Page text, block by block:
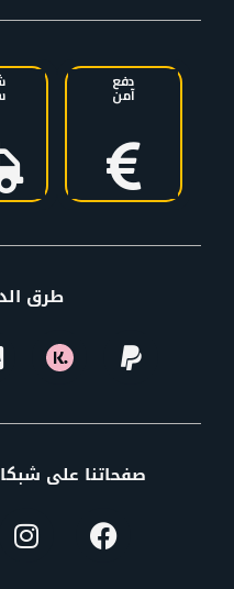
دفع
آمن
طرق
صفحاتنا على